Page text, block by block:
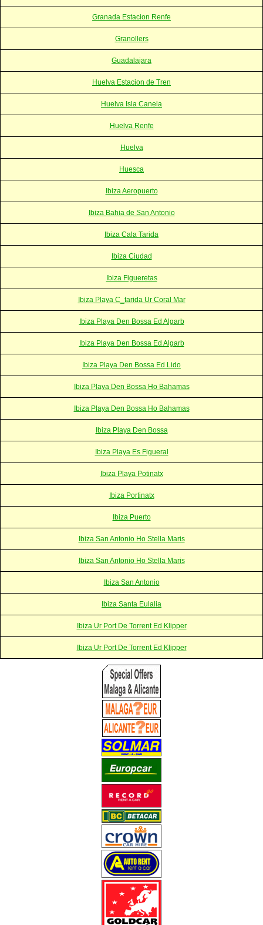
Granada Estacion Renfe
Granollers
Guadalajara
Huelva Estacion de Tren
Huelva Isla Canela
Huelva Renfe
Huelva
Huesca
Ibiza Aeropuerto
Ibiza Bahia de San Antonio
Ibiza Cala Tarida
Ibiza Ciudad
Ibiza Figueretas
Ibiza Playa C_tarida Ur Coral Mar
Ibiza Playa Den Bossa Ed Algarb
Ibiza Playa Den Bossa Ed Algarb
Ibiza Playa Den Bossa Ed Lido
Ibiza Playa Den Bossa Ho Bahamas
Ibiza Playa Den Bossa Ho Bahamas
Ibiza Playa Den Bossa
Ibiza Playa Es Figueral
Ibiza Playa Potinatx
Ibiza Portinatx
Ibiza Puerto
Ibiza San Antonio Ho Stella Maris
Ibiza San Antonio Ho Stella Maris
Ibiza San Antonio
Ibiza Santa Eulalia
Ibiza Ur Port De Torrent Ed Klipper
Ibiza Ur Port De Torrent Ed Klipper